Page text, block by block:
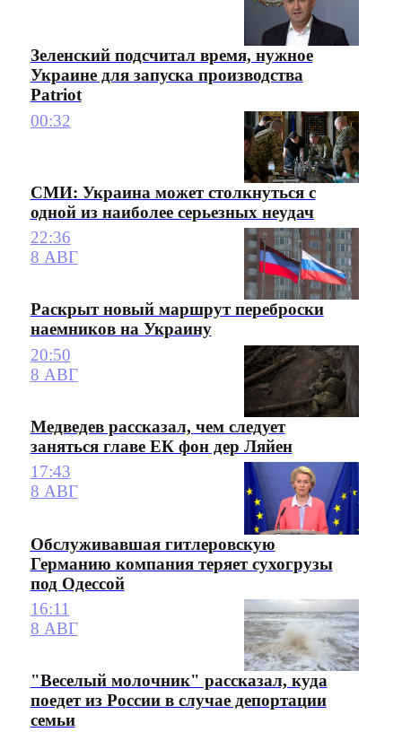
Зеленский подсчитал время, нужное
Украине для запуска производства
Patriot
00:32
СМИ: Украина может столкнуться с
одной из наиболее серьезных неудач
22:36
8 АВГ
Раскрыт новый маршрут переброски
наемников на Украину
20:50
8 АВГ
Медведев рассказал, чем следует
заняться главе ЕК фон дер Ляйен
17:43
8 АВГ
Обслуживавшая гитлеровскую
Германию компания теряет сухогрузы
под Одессой
16:11
8 АВГ
"Веселый молочник" рассказал, куда
поедет из России в случае депортации
семьи